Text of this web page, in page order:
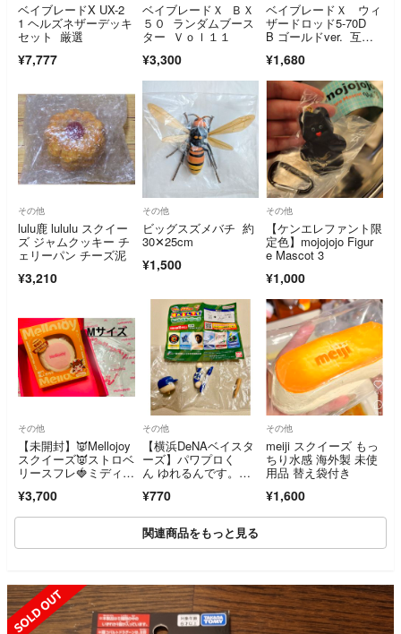
ベイブレードX UX-2
1 ヘルズネザーデッキ
セット 厳選
¥7,777
ベイブレードＸ ＢＸ
５０ ランダムブース
ター Ｖｏｌ１１
¥3,300
ベイブレードＸ ウィ
ザードロッド5-70D
B ゴールドver. 互換
¥1,680
その他
lulu鹿 lululu スクイー
ズ ジャムクッキー チ
ェリーパン チーズ泥
¥3,210
その他
ビッグスズメバチ 約
30✕25cm
¥1,500
その他
【ケンエレファント限
定色】mojojojo Figur
e Mascot 3
¥1,000
その他
【未開封】👿Mellojoy
スクイーズ👿ストロベ
リースフレ🍓ミディア
クリーム
¥3,700
その他
【横浜DeNAベイスタ
ーズ】パワプロく
ん ゆれるんです。～
¥770
その他
meiji スクイーズ もっ
ちり水感 海外製 未使
用品 替え袋付き
¥1,600
関連商品をもっと見る
SOLD OUT